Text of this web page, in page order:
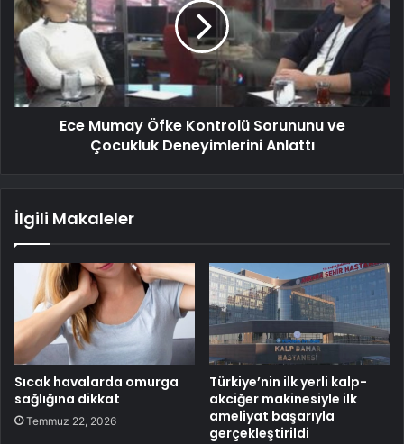
Ece Mumay Öfke Kontrolü Sorununu ve
Çocukluk Deneyimlerini Anlattı
İlgili Makaleler
Sıcak havalarda omurga
sağlığına dikkat
Temmuz 22, 2026
Türkiye’nin ilk yerli kalp-
akciğer makinesiyle ilk
ameliyat başarıyla
gerçekleştirildi